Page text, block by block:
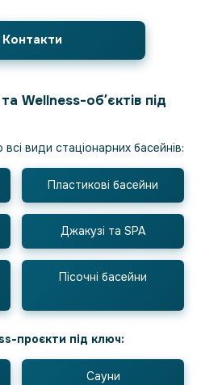
Контакти
Wellness-обʼєктів під
види стаціонарних басейнів:
Пластикові басейни
Джакузі та SPA
Пісочні басейни
проєкти під ключ:
Сауни